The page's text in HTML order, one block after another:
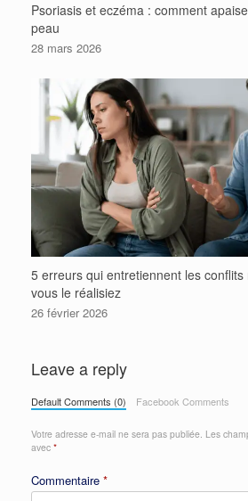
Psoriasis et eczéma : comment
peau
28 mars 2026
5 erreurs qui entretiennent les
vous le réalisiez
26 février 2026
Leave a reply
Default Comments (0) Facebook Comments
Votre adresse e-mail ne sera pas publiée. Les
avec *
Commentaire *